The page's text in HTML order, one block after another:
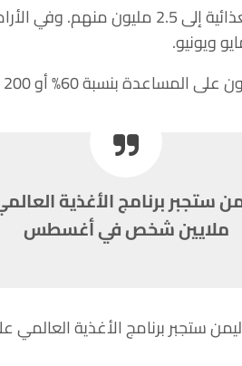
وفي يوليو، قطعت الوكالة جميع الحصص
بنسبة 60% أو 200 ألف شخص.
ملايين شخص في أغسطس